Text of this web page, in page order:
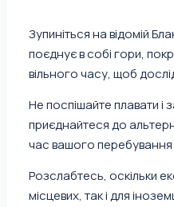
Зупиніться на відомій
поєднує в собі гори,
вільного часу, щоб
Не поспішайте плавати
приєднайтеся до
час вашого перебування
Розслабтесь, оскільки
місцевих, так і для